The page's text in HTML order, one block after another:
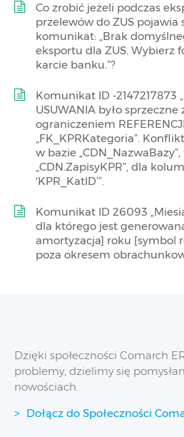
Co zrobić jeżeli podczas
przelewów do ZUS pojawia
komunikat: „Brak
eksportu dla ZUS. Wybierz
karcie banku.”?
Komunikat ID -2147217873
USUWANIA było sprzeczne
ograniczeniem REFERENCJI
„FK_KPRKategoria”.
w bazie
„CDN.ZapisyKPR”, dla
'KPR_KatID’”.
Komunikat ID 26093
dla którego jest
amortyzacja] roku [symbol
poza okresem
Dzięki społeczności Comarch
problemy, dzielimy się
nowościach.
Dołącz do Społeczności